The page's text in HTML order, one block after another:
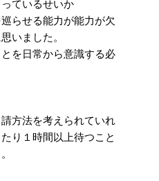
ているせいか
らせる能力が能力が欠
いました。
を日常から意識する必
方法を考えられていれ
り１時間以上待つこと